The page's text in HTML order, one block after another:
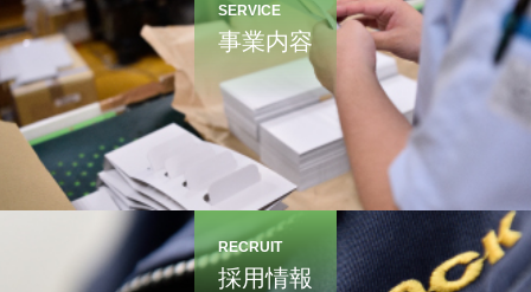
SERVICE
事業内容
RECRUIT
採用情報